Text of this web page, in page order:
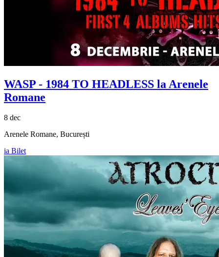
WASP - 1984 TO HEADLESS la Arenele
Romane
8 dec
Arenele Romane, București
ia Bilet